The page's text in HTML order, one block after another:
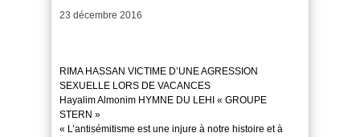
Date
23 décembre 2016
RIMA HASSAN VICTIME D’UNE AGRESSION
SEXUELLE LORS DE VACANCES
Hayalim Almonim HYMNE DU LEHI « GROUPE
STERN »
« L’antisémitisme est une injure à notre histoire et à